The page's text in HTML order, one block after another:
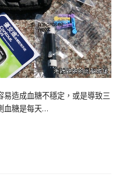
造成血糖不穩定，或是導致三
血糖是每天…